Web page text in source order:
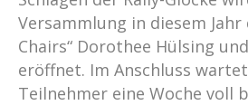
Versammlung in diesem Jahr
Chairs“ Dorothee Hülsing
eröffnet. Im Anschluss
Teilnehmer eine Woche voll